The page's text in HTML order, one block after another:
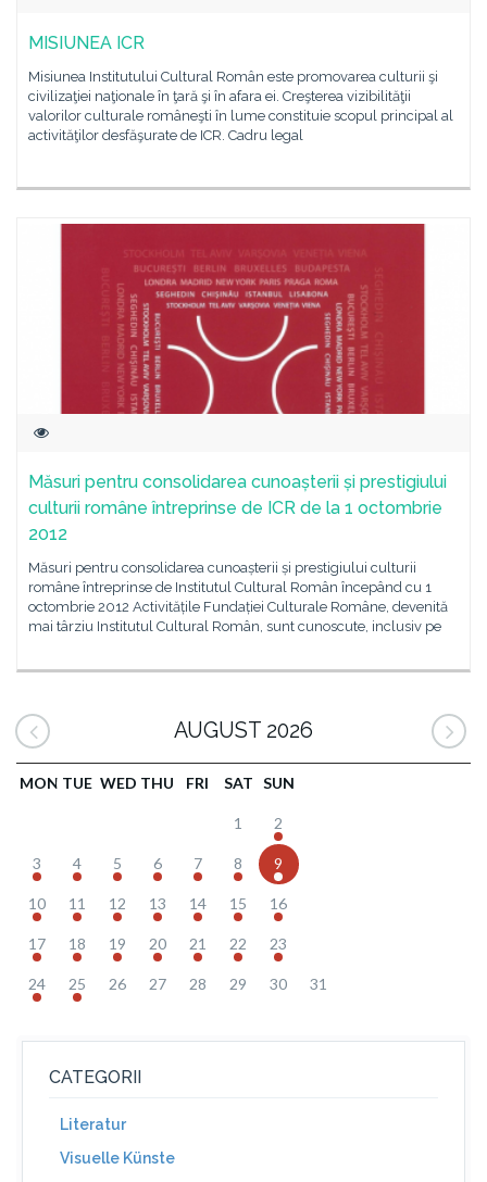
MISIUNEA ICR
Misiunea Institutului Cultural Român este promovarea culturii şi
civilizaţiei naţionale în ţară şi în afara ei. Creşterea vizibilităţii
valorilor culturale româneşti în lume constituie scopul principal al
activităţilor desfăşurate de ICR. Cadru legal
Măsuri pentru consolidarea cunoașterii și prestigiului
culturii române întreprinse de ICR de la 1 octombrie
2012
Măsuri pentru consolidarea cunoașterii și prestigiului culturii
române întreprinse de Institutul Cultural Român începând cu 1
octombrie 2012 Activitățile Fundației Culturale Române, devenită
mai târziu Institutul Cultural Român, sunt cunoscute, inclusiv pe
AUGUST 2026
MON TUE WED THU FRI SAT SUN
1 2
3 4 5 6 7 8 9
10 11 12 13 14 15 16
17 18 19 20 21 22 23
24 25 26 27 28 29 30 31
CATEGORII
Literatur
Visuelle Künste